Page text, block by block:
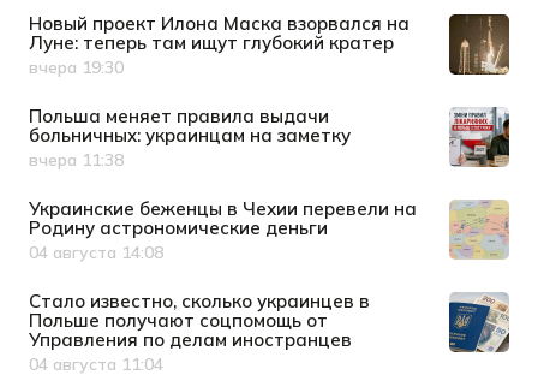
Новый проект Илона Маска взорвался на
Луне: теперь там ищут глубокий кратер
Дата публикации
вчера 19:30
Польша меняет правила выдачи
больничных: украинцам на заметку
Дата публикации
вчера 11:38
Украинские беженцы в Чехии перевели на
Родину астрономические деньги
Дата публикации
04 августа 14:08
Стало известно, сколько украинцев в
Польше получают соцпомощь от
Управления по делам иностранцев
Дата публикации
04 августа 11:04